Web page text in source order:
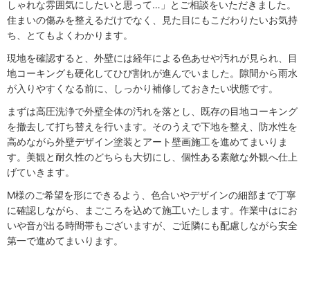
しゃれな雰囲気にしたいと思って…」とご相談をいただきました。
住まいの傷みを整えるだけでなく、見た目にもこだわりたいお気持
ち、とてもよくわかります。
現地を確認すると、外壁には経年による色あせや汚れが見られ、目
地コーキングも硬化してひび割れが進んでいました。隙間から雨水
が入りやすくなる前に、しっかり補修しておきたい状態です。
まずは高圧洗浄で外壁全体の汚れを落とし、既存の目地コーキング
を撤去して打ち替えを行います。そのうえで下地を整え、防水性を
高めながら外壁デザイン塗装とアート壁画施工を進めてまいりま
す。美観と耐久性のどちらも大切にし、個性ある素敵な外観へ仕上
げていきます。
M様のご希望を形にできるよう、色合いやデザインの細部まで丁寧
に確認しながら、まごころを込めて施工いたします。作業中はにお
いや音が出る時間帯もございますが、ご近隣にも配慮しながら安全
第一で進めてまいります。